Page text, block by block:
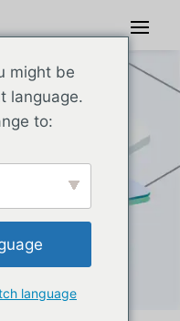
might be
language.
to:
language